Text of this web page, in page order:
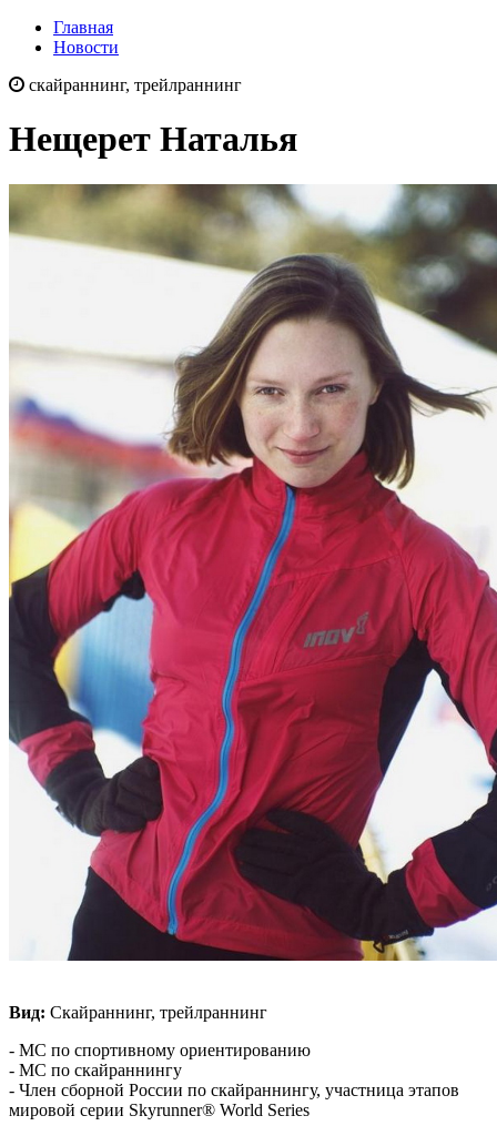
Главная
Новости
скайраннинг, трейлраннинг
Нещерет Наталья
Вид: Скайраннинг, трейлраннинг
- МC по спортивному ориентированию
- МС по скайраннингу
- Член сборной России по скайраннингу, участница этапов
мировой серии Skyrunner® World Series